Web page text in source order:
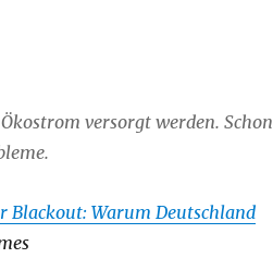
versorgt werden. Schon
Blackout: Warum Deutschland